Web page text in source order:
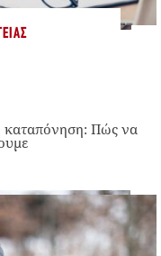
καταπόνηση: Πώς να